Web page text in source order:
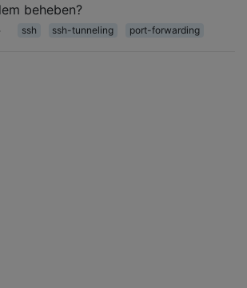
beheben?
ssh ssh-tunneling port-forwarding